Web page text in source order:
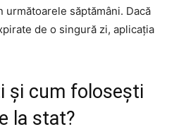
următoarele săptămâni. Dacă
de o singură zi, aplicația
și cum folosești
la stat?